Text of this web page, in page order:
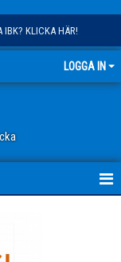
IBK? KLICKA HÄR!
LOGGA IN